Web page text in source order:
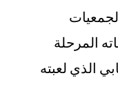
المرحلة
الذي لعبته